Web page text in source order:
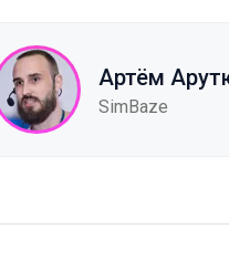
Артём
SimBaze